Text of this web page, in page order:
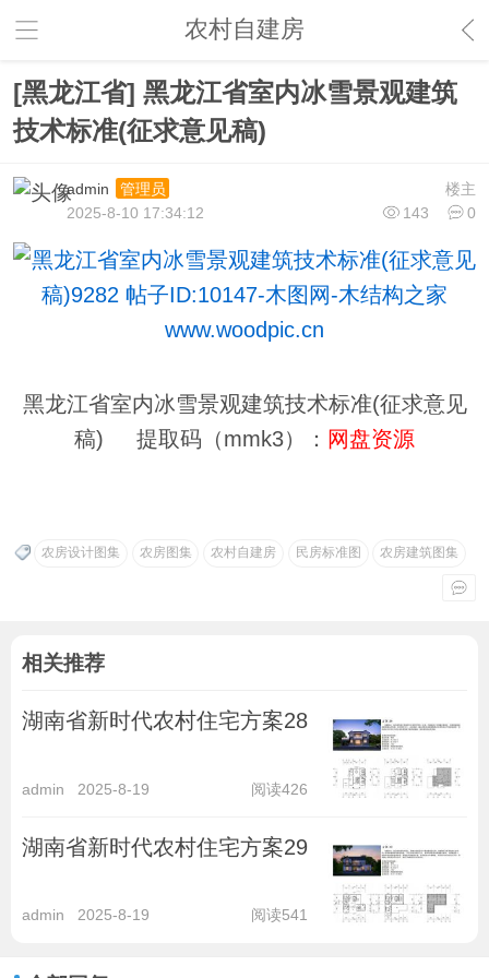
农村自建房
[黑龙江省] 黑龙江省室内冰雪景观建筑
技术标准(征求意见稿)
楼主
admin
管理员
143
0
2025-8-10 17:34:12
黑龙江省室内冰雪景观建筑技术标准(征求意见
稿) 提取码（mmk3）： 网盘资源
农房设计图集 农房图集 农村自建房 民房标准图 农房建筑图集
相关推荐
湖南省新时代农村住宅方案28
admin 2025-8-19 阅读426
湖南省新时代农村住宅方案29
admin 2025-8-19 阅读541